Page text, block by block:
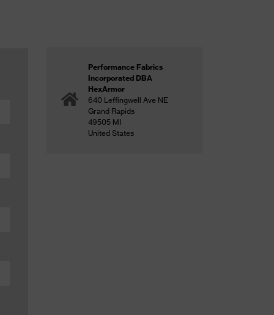
Performance Fabrics
Incorporated DBA
HexArmor
640 Leffingwell Ave NE
Grand Rapids
49505 MI
United States